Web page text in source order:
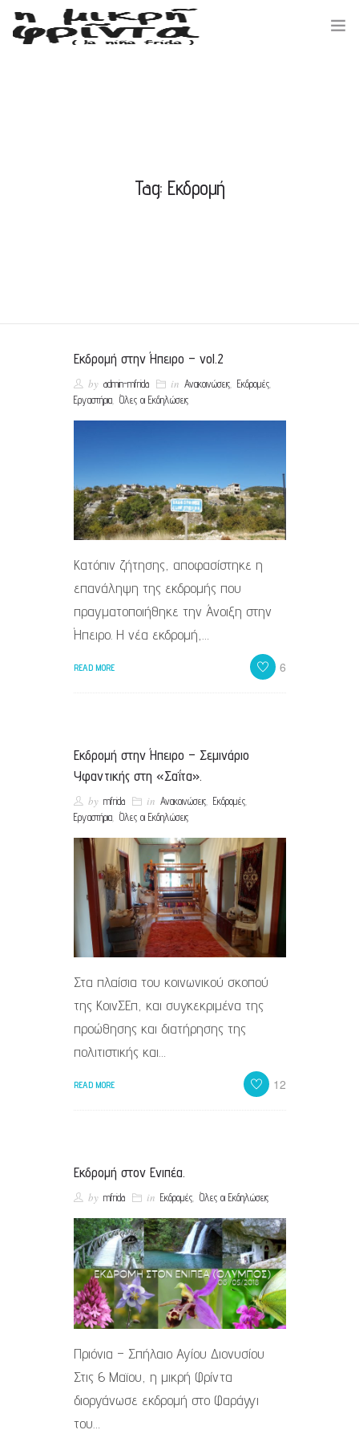
Tag: Εκδρομή
Εκδρομή στην Ήπειρο – vol.2
by admin-mfrida in Ανακοινώσεις, Εκδρομές,
Εργαστήρια, Όλες οι Εκδηλώσεις
Κατόπιν ζήτησης, αποφασίστηκε η
επανάληψη της εκδρομής που
πραγματοποιήθηκε την Άνοιξη στην
Ήπειρο. Η νέα εκδρομή,…
READ MORE 6
Εκδρομή στην Ήπειρο – Σεμινάριο
Υφαντικής στη «Σαΐτα».
by mfrida in Ανακοινώσεις, Εκδρομές,
Εργαστήρια, Όλες οι Εκδηλώσεις
Στα πλαίσια του κοινωνικού σκοπού
της ΚοινΣΕπ, και συγκεκριμένα της
προώθησης και διατήρησης της
πολιτιστικής και…
READ MORE 12
Εκδρομή στον Ενιπέα.
by mfrida in Εκδρομές, Όλες οι Εκδηλώσεις
Πριόνια – Σπήλαιο Αγίου Διονυσίου
Στις 6 Μαϊου, η μικρή Φρίντα
διοργάνωσε εκδρομή στο Φαράγγι
του…